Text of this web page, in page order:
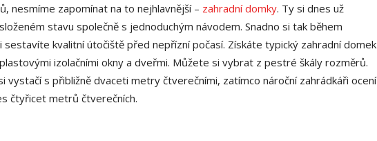
nesmíme zapomínat na to nejhlavnější – zahradní domky. Ty si dnes už
stavu společně s jednoduchým návodem. Snadno si tak během
sestavíte kvalitní útočiště před nepřízní počasí. Získáte typický zahradní domek
izolačními okny a dveřmi. Můžete si vybrat z pestré škály rozměrů.
vystačí s přibližně dvaceti metry čtverečními, zatímco nároční zahrádkáři ocení
čtyřicet metrů čtverečních.